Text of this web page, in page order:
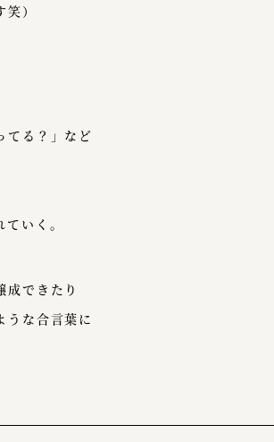
）
てる？」など
いく。
できたり
うな合言葉に